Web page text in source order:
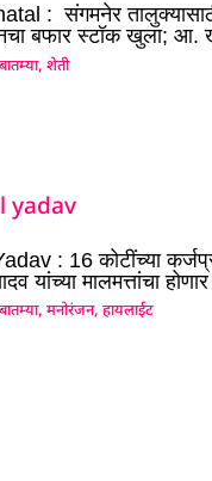
: संगमनेर
बफार स्टॉक खुला; आ.
,शेती
: 16 कोटींच्या
यांच्या मालमत्तांचा
,मनोरंजन,हायलाईट